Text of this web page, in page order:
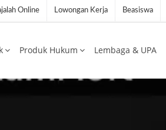
Online Lowongan Kerja Beasiswa
Produk Hukum Lembaga & UPA